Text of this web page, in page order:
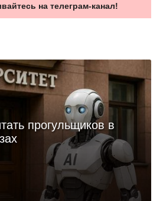
на телеграм-канал!
прогульщиков в